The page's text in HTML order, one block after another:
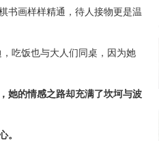
书画样样精通，待人接物更是温
吃饭也与大人们同桌，因为她
她的情感之路却充满了坎坷与波
。